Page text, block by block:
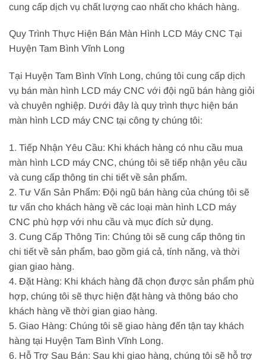
cung cấp dịch vụ chất lượng cao nhất cho khách hàng.
Quy Trình Thực Hiện Bán Màn Hình LCD Máy CNC Tại
Huyện Tam Bình Vĩnh Long
Tại Huyện Tam Bình Vĩnh Long, chúng tôi cung cấp dịch
vụ bán màn hình LCD máy CNC với đội ngũ bán hàng giỏi
và chuyên nghiệp. Dưới đây là quy trình thực hiện bán
màn hình LCD máy CNC tại công ty chúng tôi:
1. Tiếp Nhận Yêu Cầu: Khi khách hàng có nhu cầu mua
màn hình LCD máy CNC, chúng tôi sẽ tiếp nhận yêu cầu
và cung cấp thông tin chi tiết về sản phẩm.
2. Tư Vấn Sản Phẩm: Đội ngũ bán hàng của chúng tôi sẽ
tư vấn cho khách hàng về các loại màn hình LCD máy
CNC phù hợp với nhu cầu và mục đích sử dụng.
3. Cung Cấp Thông Tin: Chúng tôi sẽ cung cấp thông tin
chi tiết về sản phẩm, bao gồm giá cả, tính năng, và thời
gian giao hàng.
4. Đặt Hàng: Khi khách hàng đã chọn được sản phẩm phù
hợp, chúng tôi sẽ thực hiện đặt hàng và thông báo cho
khách hàng về thời gian giao hàng.
5. Giao Hàng: Chúng tôi sẽ giao hàng đến tận tay khách
hàng tại Huyện Tam Bình Vĩnh Long.
6. Hỗ Trợ Sau Bán: Sau khi giao hàng, chúng tôi sẽ hỗ trợ